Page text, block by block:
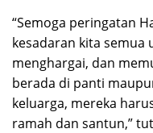
“Semoga peringatan
kesadaran kita
menghargai, dan
berada di panti
keluarga, mereka
ramah dan santun,”